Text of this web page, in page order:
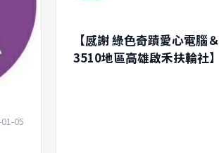
05
【感謝 綠色奇蹟愛心電腦＆
3510地區高雄啟禾扶輪社】